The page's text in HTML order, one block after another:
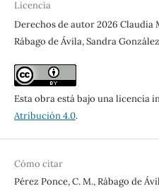
Licencia
Derechos de autor 2026 Claudia
Rábago de Ávila, Sandra
Esta obra está bajo una licencia
Atribución 4.0.
Cómo citar
Pérez Ponce, C. M., Rábago de